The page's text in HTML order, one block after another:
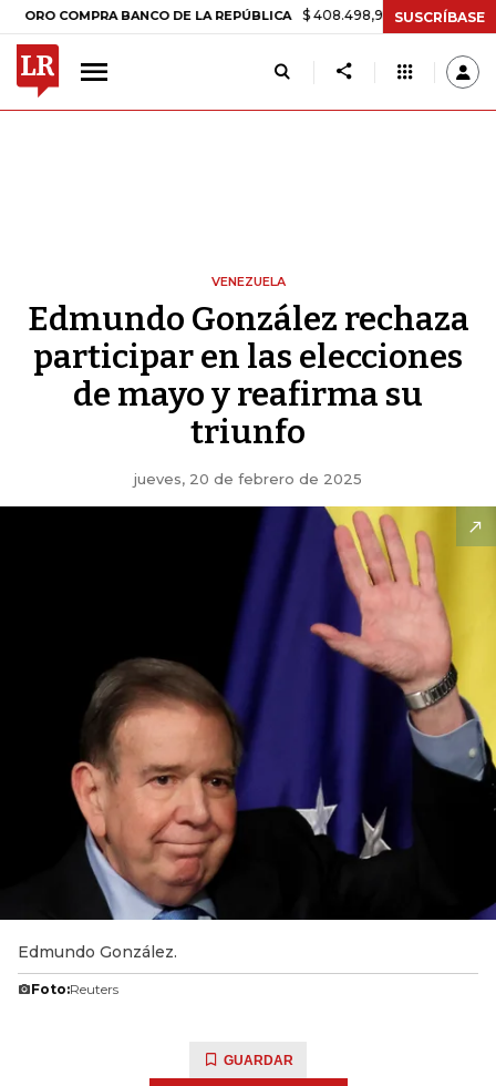
COMPRA BANCO DE LA REPÚBLICA $ 408.498,97 +$ 8.753,81 +2,19%
SUSCRÍBASE
VENEZUELA
Edmundo González rechaza
participar en las elecciones
de mayo y reafirma su
triunfo
jueves, 20 de febrero de 2025
Edmundo González.
Foto:Reuters
GUARDAR